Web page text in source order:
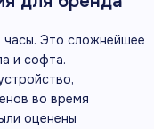
часы. Это сложнейшее
и софта.
во время
оценены